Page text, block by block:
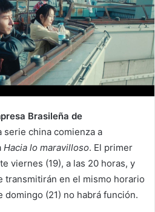
Brasileña de
serie china comienza a
Hacia lo maravilloso. El primer
viernes (19), a las 20 horas, y
transmitirán en el mismo horario
domingo (21) no habrá función.